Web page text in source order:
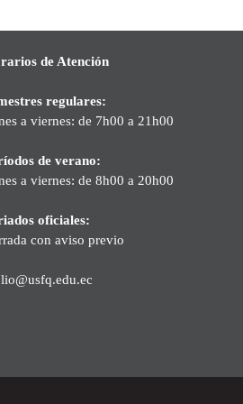
de Atención
regulares:
a viernes: de 7h00 a 21h00
de verano:
a viernes: de 8h00 a 20h00
oficiales:
con aviso previo